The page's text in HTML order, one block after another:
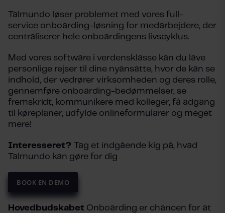
Talmundo løser problemet med vores full-
service onboarding-løsning for medarbejdere, der
centraliserer hele onboardingens livscyklus.
Med vores software i verdensklasse kan du lave
personlige rejser til dine nyansatte, hvor de kan se
indhold, der vedrører virksomheden og deres rolle,
gennemføre onboarding-bedømmelser, se
fremskridt, kommunikere med kolleger, få adgang
til køreplaner, udfylde onlineformularer og meget
mere!
Interesseret? Tag et indgående kig på, hvad
Talmundo kan gøre for dig
BOOK EN DEMO
Hovedbudskabet Onboarding er chancen for at